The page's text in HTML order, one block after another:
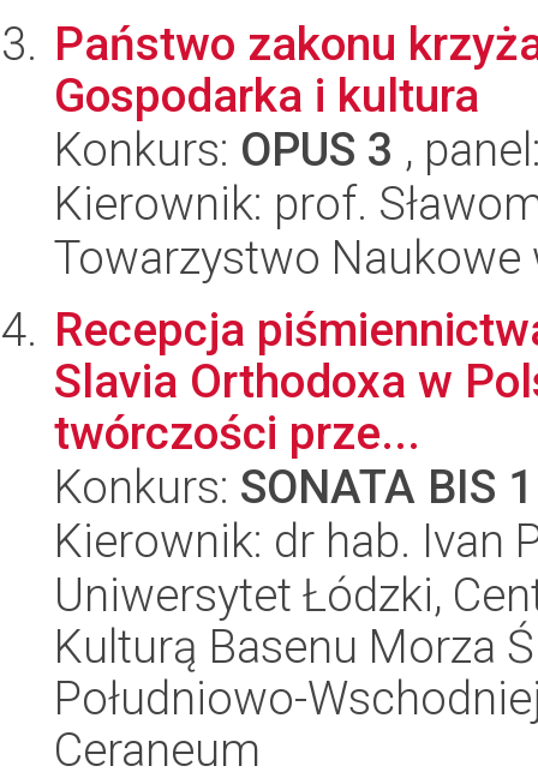
Państwo zakonu
Gospodarka i kultura
Konkurs: OPUS 3 ,
Kierownik: prof.
Towarzystwo Naukowe
Recepcja
Slavia Orthodoxa w
twórczości prze...
Konkurs: SONATA BIS 1
Kierownik: dr hab. Ivan
Uniwersytet Łódzki,
Kulturą Basenu Morza
Południowo-
Ceraneum